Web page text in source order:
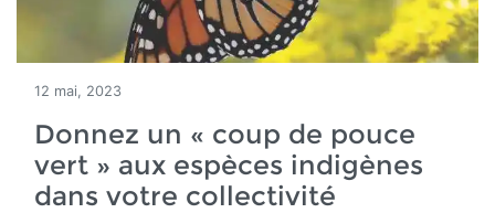
12 mai, 2023
Donnez un « coup de pouce
vert » aux espèces indigènes
dans votre collectivité